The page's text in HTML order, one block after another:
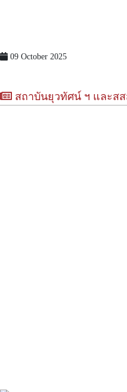
09 October 2025
สถาบันยุวทัศน์ ฯ และสส